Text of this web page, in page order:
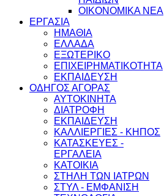
ΟΙΚΟΝΟΜΙΚΑ ΝΕΑ
ΕΡΓΑΣΙΑ
ΗΜΑΘΙΑ
ΕΛΛΑΔΑ
ΕΞΩΤΕΡΙΚΟ
ΕΠΙΧΕΙΡΗΜΑΤΙΚΟΤΗΤΑ
ΕΚΠΑΙΔΕΥΣΗ
ΟΔΗΓΟΣ ΑΓΟΡΑΣ
ΑΥΤΟΚΙΝΗΤΑ
ΔΙΑΤΡΟΦΗ
ΕΚΠΑΙΔΕΥΣΗ
ΚΑΛΛΙΕΡΓΙΕΣ - ΚΗΠΟΣ
ΚΑΤΑΣΚΕΥΕΣ -
ΕΡΓΑΛΕΙΑ
ΚΑΤΟΙΚΙΑ
ΣΤΗΛΗ ΤΩΝ ΙΑΤΡΩΝ
ΣΤΥΛ - ΕΜΦΑΝΙΣΗ